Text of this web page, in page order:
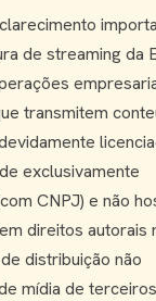
de streaming da
transmitem
exclusivamente
CNPJ) e não
direitos autorais
distribuição não
mídia de